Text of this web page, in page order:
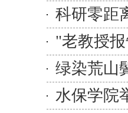
科研零距
"老教授
绿染荒山
水保学院